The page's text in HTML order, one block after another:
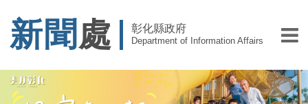
新聞 處 彰化縣政府
Department of Information Affairs